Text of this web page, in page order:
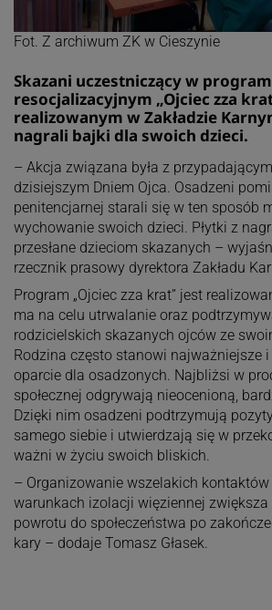
Fot. Z archiwum ZK w Cieszynie
Skazani uczestniczący w
resocjalizacyjnym „Ojciec zza
realizowanym w Zakładzie
nagrali bajki dla swoich dzieci.
– Akcja związana była z
dzisiejszym Dniem Ojca. Osadzeni
penitencjarnej starali się w ten sposób
wychowanie swoich dzieci. Płytki z
przesłane dzieciom skazanych –
rzecznik prasowy dyrektora Zakładu
Program „Ojciec zza krat” jest
ma na celu utrwalanie oraz
rodzicielskich skazanych ojców ze
Rodzina często stanowi najważniejsze i
oparcie dla osadzonych. Najbliżsi w
społecznej odgrywają nieocenioną,
Dzięki nim osadzeni podtrzymują
samego siebie i utwierdzają się w
ważni w życiu swoich bliskich.
– Organizowanie wszelakich
warunkach izolacji więziennej
powrotu do społeczeństwa po
kary – dodaje Tomasz Głasek.